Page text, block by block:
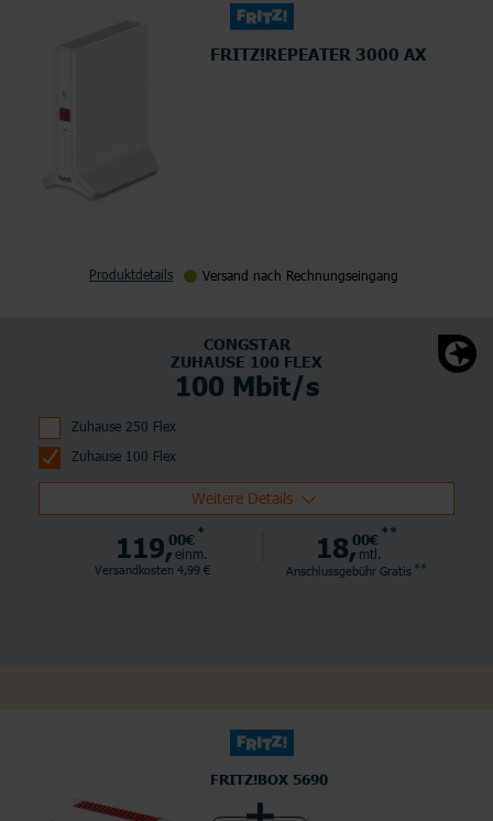
FRITZ!REPEATER 3000 AX
Produktdetails Versand nach Rechnungseingang
CONGSTAR
ZUHAUSE 100 FLEX
100 Mbit/s
Zuhause 250 Flex
Zuhause 100 Flex
Weitere Details
119,00€ *
einm.
Versandkosten 4,99 €
18,00€ **
mtl.
Anschlussgebühr Gratis **
FRITZ!BOX 5690